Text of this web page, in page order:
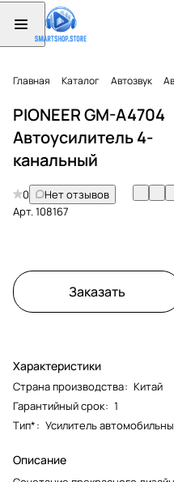
Главная Каталог Автозвук
PIONEER GM-A4704
Автоусилитель 4-
канальный
0
Нет отзывов
Арт.108167
Заказать
Характеристики
Страна производства: Китай
Гарантийный срок: 1
Тип*: Усилитель
Описание